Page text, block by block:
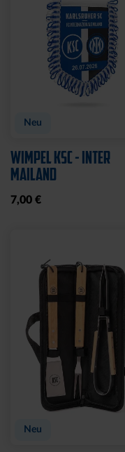
Neu
WIMPEL KSC - INTER
MAILAND
7,00 €
Neu